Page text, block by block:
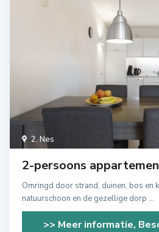
2,Nes
2-persoons
Omringd door strand, duinen, bos en
natuurschoon en de gezellige dorp ...
>> Meer informatie,